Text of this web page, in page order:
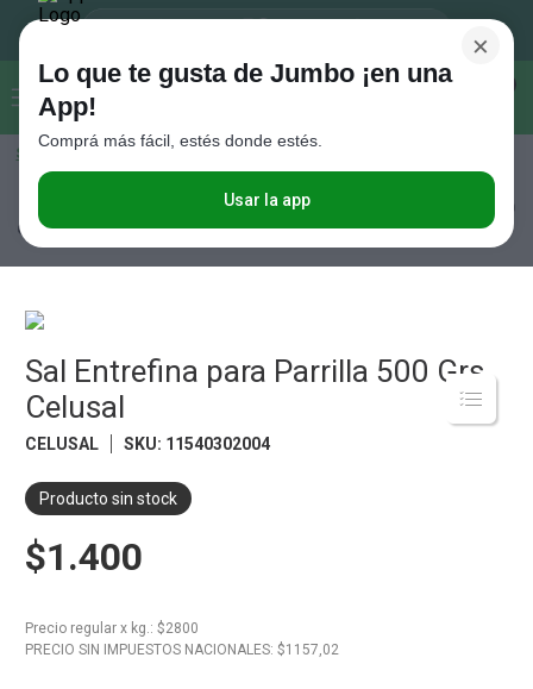
Buscar...
Seleccioná el método de entrega
×
Lo que te gusta de Jumbo ¡en una
App!
Comprá más fácil, estés donde estés.
Usar la app
Sal, Pimienta y Especias Sal
Sal Entrefina para Parrilla 500
Grs Celusal
Sal Entrefina para Parrilla 500 Grs
Celusal
CELUSAL SKU: 11540302004
Producto sin stock
$1.400
Precio regular x kg. : $2800
PRECIO SIN IMPUESTOS NACIONALES: $1157,02
Términos más buscados
.
Valijas
Cerveza
Galletitas
Yerba
Fideos
. Carne